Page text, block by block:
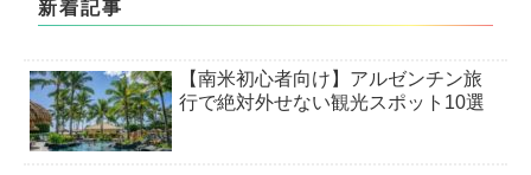
新着記事
【南米初心者向け】アルゼンチン旅
行で絶対外せない観光スポット10選